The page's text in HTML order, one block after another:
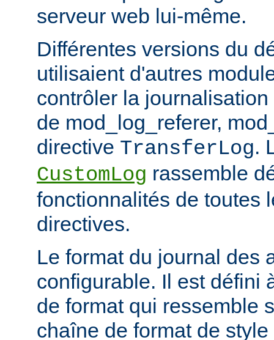
serveur web lui-même.
Différentes versions du
utilisaient d'autres
contrôler la
de mod_log_referer,
directive TransferLog.
CustomLog rassemble
fonctionnalités de toutes
directives.
Le format du journal des
configurable. Il est défini
de format qui ressemble
chaîne de format de